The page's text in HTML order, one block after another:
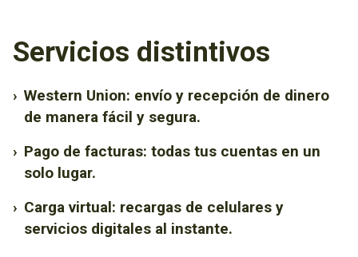
Servicios distintivos
› Western Union: envío y recepción de dinero
de manera fácil y segura.
› Pago de facturas: todas tus cuentas en un
solo lugar.
› Carga virtual: recargas de celulares y
servicios digitales al instante.